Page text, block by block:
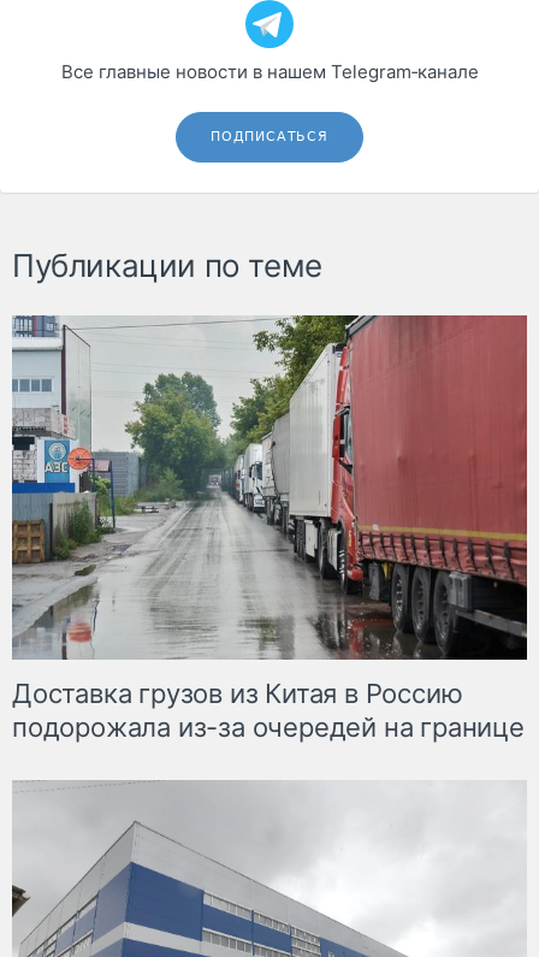
Все главные новости в нашем Telegram‑канале
ПОДПИСАТЬСЯ
Публикации по теме
Доставка грузов из Китая в Россию
подорожала из-за очередей на границе